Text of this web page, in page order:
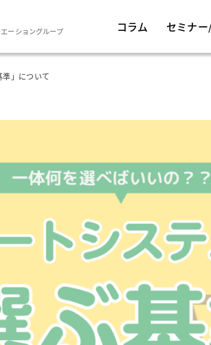
ーショングループ
コラム セミナ
準」について